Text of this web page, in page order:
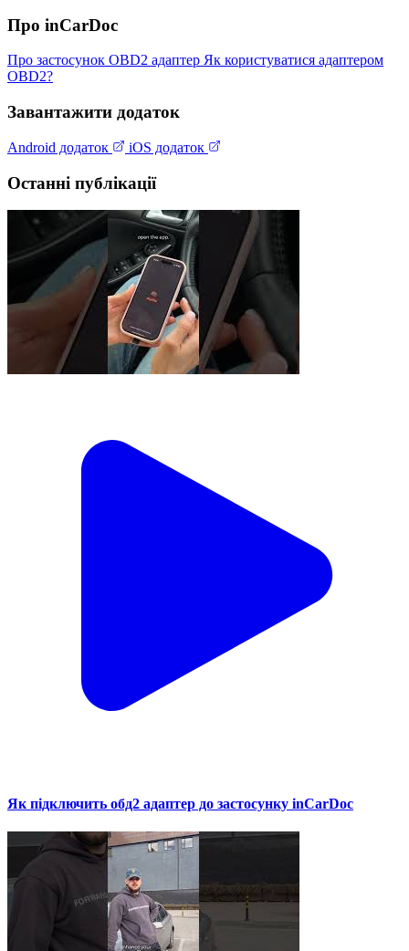
Про inCarDoc
Про застосунок OBD2 адаптер Як користуватися адаптером
OBD2?
Завантажити додаток
Android додаток iOS додаток
Останні публікації
Як підключить обд2 адаптер до застосунку inCarDoc